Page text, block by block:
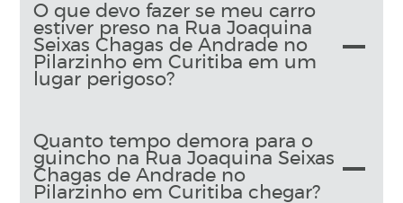
O que devo fazer se meu carro
estiver preso na Rua Joaquina
Seixas Chagas de Andrade no
Pilarzinho em Curitiba em um
lugar perigoso?
Quanto tempo demora para o
guincho na Rua Joaquina Seixas
Chagas de Andrade no
Pilarzinho em Curitiba chegar?